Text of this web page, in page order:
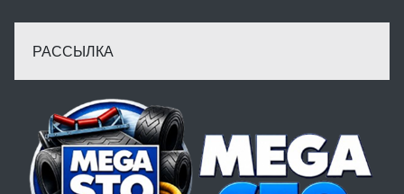
РАССЫЛКА